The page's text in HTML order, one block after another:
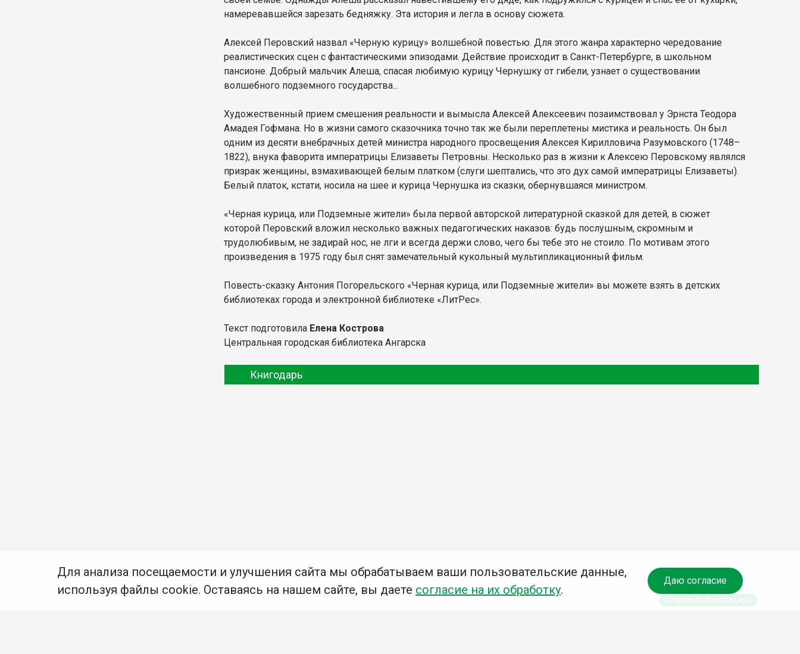
намеревавшейся зарезать бедняжку. Эта история и легла в основу сюжета.
Алексей Перовский назвал «Черную курицу» волшебной повестью. Для этого жанра характерно чередование
реалистических сцен с фантастическими эпизодами. Действие происходит в Санкт-Петербурге, в школьном
пансионе. Добрый мальчик Алеша, спасая любимую курицу Чернушку от гибели, узнает о существовании
волшебного подземного государства...
Художественный прием смешения реальности и вымысла Алексей Алексеевич позаимствовал у Эрнста Теодора
Амадея Гофмана. Но в жизни самого сказочника точно так же были переплетены мистика и реальность. Он был
одним из десяти внебрачных детей министра народного просвещения Алексея Кирилловича Разумовского (1748–
1822), внука фаворита императрицы Елизаветы Петровны. Несколько раз в жизни к Алексею Перовскому являлся
призрак женщины, взмахивающей белым платком (слуги шептались, что это дух самой императрицы Елизаветы).
Белый платок, кстати, носила на шее и курица Чернушка из сказки, обернувшаяся министром.
«Черная курица, или Подземные жители» была первой авторской литературной сказкой для детей, в сюжет
которой Перовский вложил несколько важных педагогических наказов: будь послушным, скромным и
трудолюбивым, не задирай нос, не лги и всегда держи слово, чего бы тебе это не стоило. По мотивам этого
произведения в 1975 году был снят замечательный кукольный мультипликационный фильм.
Повесть-сказку Антония Погорельского «Черная курица, или Подземные жители» вы можете взять в детских
библиотеках города и электронной библиотеке «ЛитРес».
Текст подготовила Елена Кострова
Центральная городская библиотека Ангарска
Книгодарь
Для анализа посещаемости и улучшения сайта мы обрабатываем ваши пользовательские данные,
используя файлы cookie. Оставаясь на нашем сайте, вы даете согласие на их обработку.
Даю согласие
Спроси библиотекаря